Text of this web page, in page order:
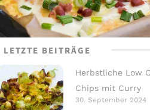
LETZTE BEITRÄGE
Herbstliche Low
Chips mit Curry
30. September 2024